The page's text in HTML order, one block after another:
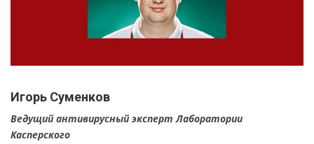
Игорь Суменков
Ведущий антивирусный эксперт Лаборатории
Касперского